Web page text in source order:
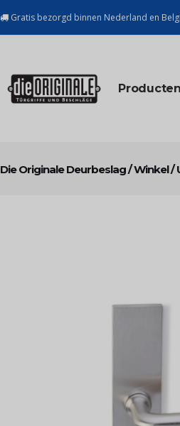
Gratis bezorgd binnen Nederland en
Producten
Die Originale Deurbeslag/Winkel/